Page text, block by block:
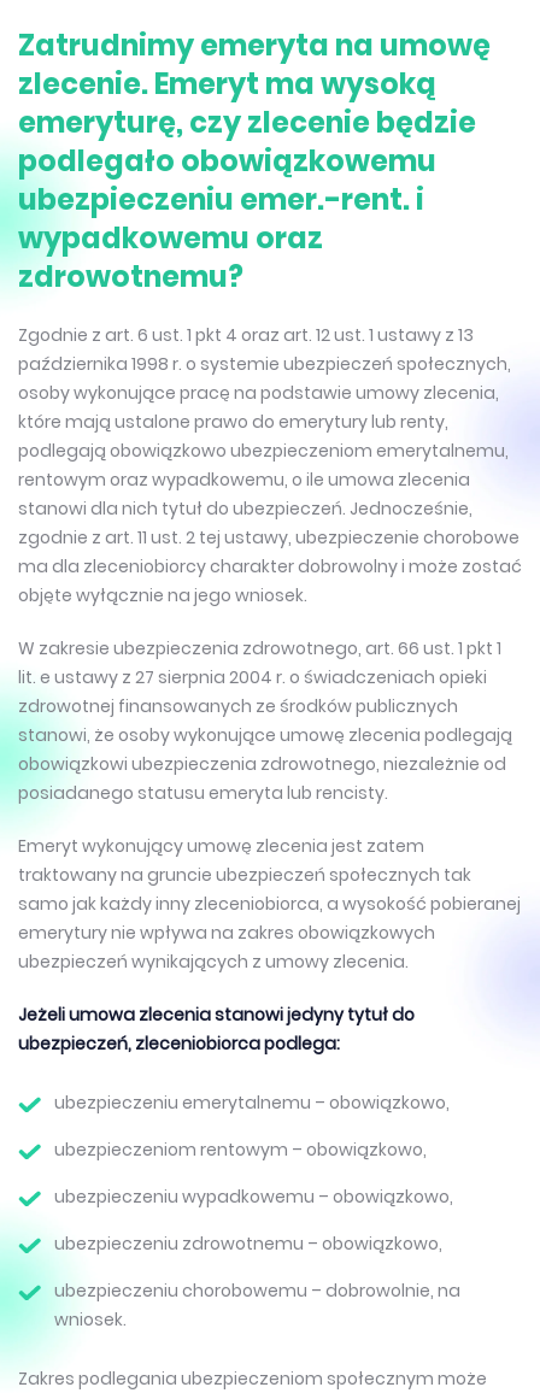
Zatrudnimy emeryta na umowę
zlecenie. Emeryt ma wysoką
emeryturę, czy zlecenie będzie
podlegało obowiązkowemu
ubezpieczeniu emer.-rent. i
wypadkowemu oraz
zdrowotnemu?
Zgodnie z art. 6 ust. 1 pkt 4 oraz art. 12 ust. 1 ustawy z 13
października 1998 r. o systemie ubezpieczeń społecznych,
osoby wykonujące pracę na podstawie umowy zlecenia,
które mają ustalone prawo do emerytury lub renty,
podlegają obowiązkowo ubezpieczeniom emerytalnemu,
rentowym oraz wypadkowemu, o ile umowa zlecenia
stanowi dla nich tytuł do ubezpieczeń. Jednocześnie,
zgodnie z art. 11 ust. 2 tej ustawy, ubezpieczenie chorobowe
ma dla zleceniobiorcy charakter dobrowolny i może zostać
objęte wyłącznie na jego wniosek.
W zakresie ubezpieczenia zdrowotnego, art. 66 ust. 1 pkt 1
lit. e ustawy z 27 sierpnia 2004 r. o świadczeniach opieki
zdrowotnej finansowanych ze środków publicznych
stanowi, że osoby wykonujące umowę zlecenia podlegają
obowiązkowi ubezpieczenia zdrowotnego, niezależnie od
posiadanego statusu emeryta lub rencisty.
Emeryt wykonujący umowę zlecenia jest zatem
traktowany na gruncie ubezpieczeń społecznych tak
samo jak każdy inny zleceniobiorca, a wysokość pobieranej
emerytury nie wpływa na zakres obowiązkowych
ubezpieczeń wynikających z umowy zlecenia.
Jeżeli umowa zlecenia stanowi jedyny tytuł do
ubezpieczeń, zleceniobiorca podlega:
ubezpieczeniu emerytalnemu – obowiązkowo,
ubezpieczeniom rentowym – obowiązkowo,
ubezpieczeniu wypadkowemu – obowiązkowo,
ubezpieczeniu zdrowotnemu – obowiązkowo,
ubezpieczeniu chorobowemu – dobrowolnie, na
wniosek.
Zakres podlegania ubezpieczeniom społecznym może